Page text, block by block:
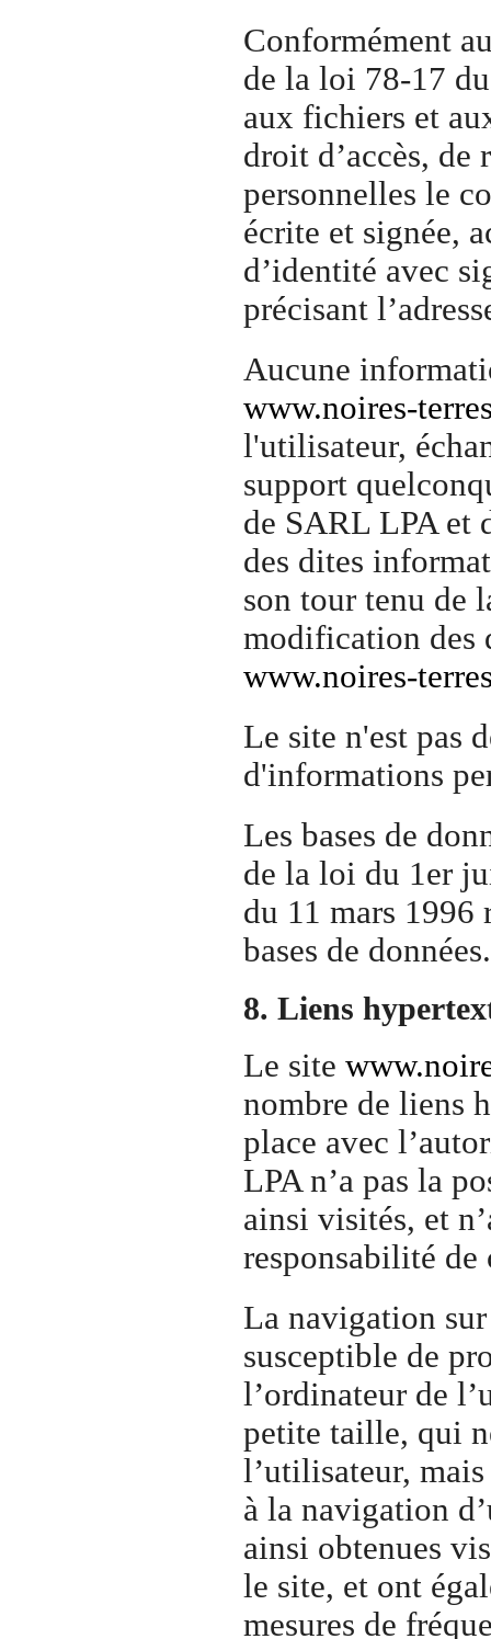
Conformément
de la loi 78-17
aux fichiers et
droit d’accès,
personnelles le
écrite et signée,
d’identité avec
précisant
Aucune
www.noires-
l'utilisateur,
support
de SARL LPA et
des dites
son tour tenu de
modification des
www.noires-
Le site n'est pas
d'informations
Les bases de
de la loi du 1er
du 11 mars
bases de données.
8. Liens
Le site
nombre de liens
place avec
LPA n’a pas la
ainsi visités, et
responsabilité de
La navigation
susceptible de
l’ordinateur de
petite taille, qui
l’utilisateur,
à la navigation
ainsi obtenues
le site, et ont
mesures de